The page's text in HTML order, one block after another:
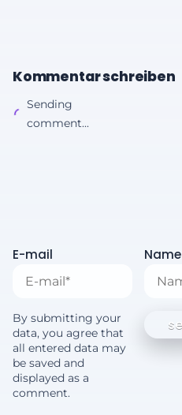
Kommentar schreiben
Sending
comment...
E-mail Name
By submitting your
data, you agree that
all entered data may
be saved and
displayed as a
comment.